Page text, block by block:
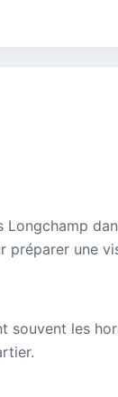
Longchamp
préparer une
souvent les